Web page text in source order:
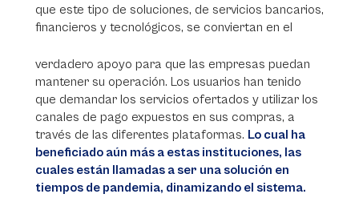
que este tipo de soluciones, de servicios bancarios,
financieros y tecnológicos, se conviertan en el
verdadero apoyo para que las empresas puedan
mantener su operación. Los usuarios han tenido
que demandar los servicios ofertados y utilizar los
canales de pago expuestos en sus compras, a
través de las diferentes plataformas. Lo cual ha
beneficiado aún más a estas instituciones, las
cuales están llamadas a ser una solución en
tiempos de pandemia, dinamizando el sistema.